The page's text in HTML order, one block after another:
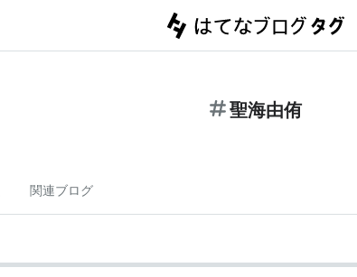
聖海由侑
関連ブログ